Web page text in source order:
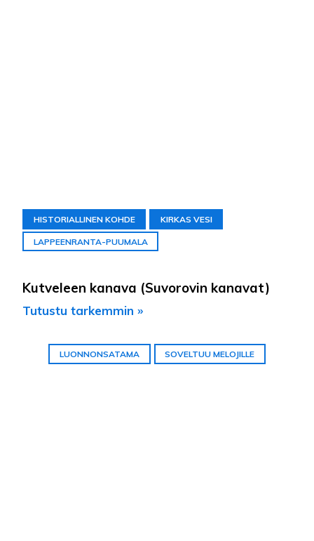
HISTORIALLINEN KOHDE KIRKAS VESI
LAPPEENRANTA-PUUMALA
Kutveleen kanava (Suvorovin kanavat)
Tutustu tarkemmin »
LUONNONSATAMA SOVELTUU MELOJILLE